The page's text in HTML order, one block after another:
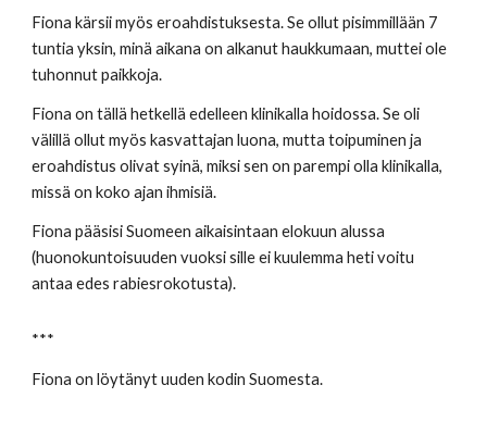
Fiona kärsii myös eroahdistuksesta. Se ollut pisimmillään 7
tuntia yksin, minä aikana on alkanut haukkumaan, muttei ole
tuhonnut paikkoja.
Fiona on tällä hetkellä edelleen klinikalla hoidossa. Se oli
välillä ollut myös kasvattajan luona, mutta toipuminen ja
eroahdistus olivat syinä, miksi sen on parempi olla klinikalla,
missä on koko ajan ihmisiä.
Fiona pääsisi Suomeen aikaisintaan elokuun alussa
(huonokuntoisuuden vuoksi sille ei kuulemma heti voitu
antaa edes rabiesrokotusta).
***
Fiona on löytänyt uuden kodin Suomesta.